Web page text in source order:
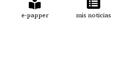
e-papper mis noticias